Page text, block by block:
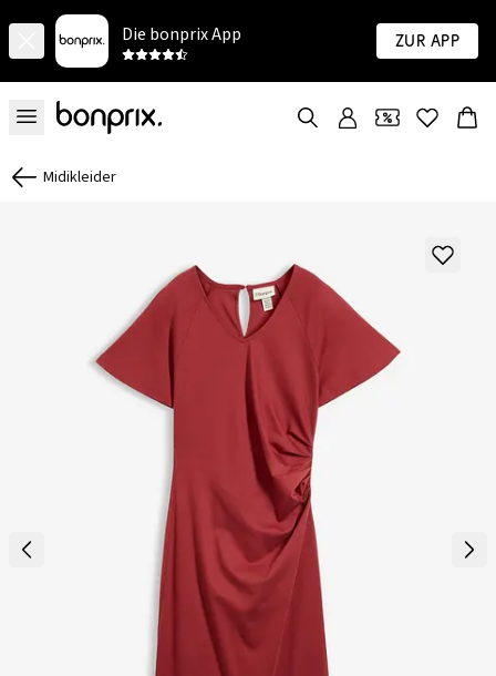
Die bonprix App Zur App
Midikleider